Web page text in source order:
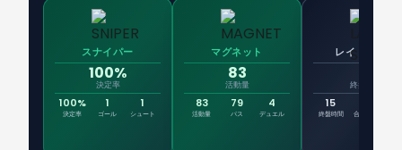
スナイパー
100%
決定率
100%
決定率
1
ゴール
1
シュート
マグネット
83
活動量
83
活動量
79
パス
4
デュエル
レイトシフト
終盤時間
15
終盤時間 合計時間